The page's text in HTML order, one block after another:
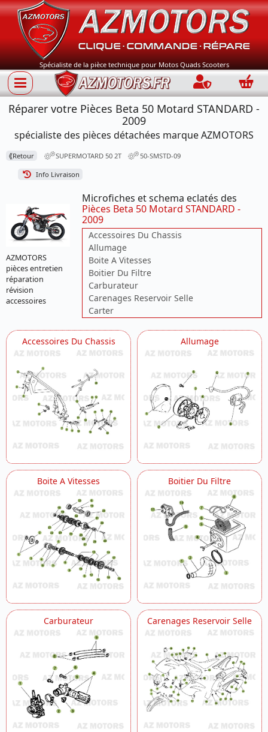
Spécialiste de la pièce technique pour Motos Quads Scooters
Connection
Réparer votre Pièces Beta 50 Motard STANDARD -
2009
spécialiste des pièces détachées marque AZMOTORS
⟪Retour SUPERMOTARD 50 2T 50-SMSTD-09
Info Livraison
AZMOTORS
pièces entretien
réparation
révision
accessoires
Microfiches et schema eclatés des
Pièces Beta 50 Motard STANDARD -
2009
Accessoires Du Chassis
Allumage
Boite A Vitesses
Boitier Du Filtre
Carburateur
Carenages Reservoir Selle
Carter
Circuit De Lubrification
Commande Boite A Vitesses
Commandes Guidon
Cylindre Culasse Distribution
Echappement
Fourche
Fourche Arriere Suspension Ar
Freins
Installation De Refroidissement
Installation De Refroidissement 2
Installation Electrique
Kick Starter
Roue Arriere
Roue Avant
Transmission Principale Embrayage
Vilebrequin Piston Contre Arbre
Accessoires Du Chassis Allumage
Boite A Vitesses Boitier Du Filtre
Carburateur Carenages Reservoir Selle